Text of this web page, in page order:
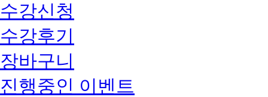
수강신청
수강후기
장바구니
진행중인 이벤트